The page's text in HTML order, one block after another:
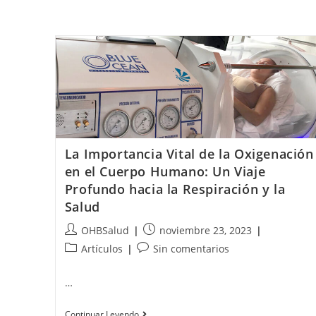
La Importancia Vital de la Oxigenación
en el Cuerpo Humano: Un Viaje
Profundo hacia la Respiración y la
Salud
OHBSalud
noviembre 23, 2023
Artículos
Sin comentarios
…